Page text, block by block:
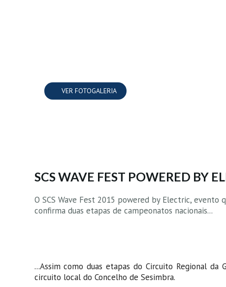
VER FOTOGALERIA
SCS WAVE FEST POWERED BY
O SCS Wave Fest 2015 powered by Electric, evento
confirma duas etapas de campeonatos nacionais...
...Assim como duas etapas do Circuito Regional
circuito local do Concelho de Sesimbra.